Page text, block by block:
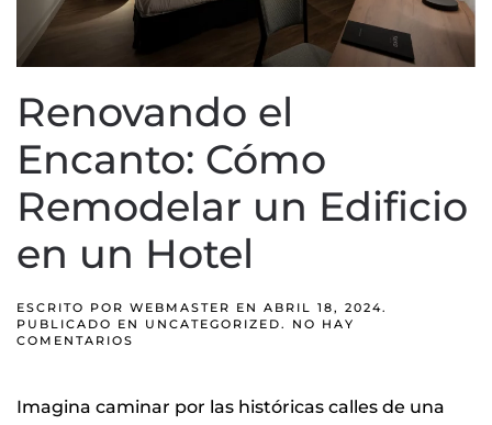
Renovando el
Encanto: Cómo
Remodelar un Edificio
en un Hotel
ESCRITO POR WEBMASTER EN ABRIL 18, 2024.
PUBLICADO EN UNCATEGORIZED. NO HAY
COMENTARIOS
CÓMO
REMODELAR
Imagina caminar por las históricas calles de una